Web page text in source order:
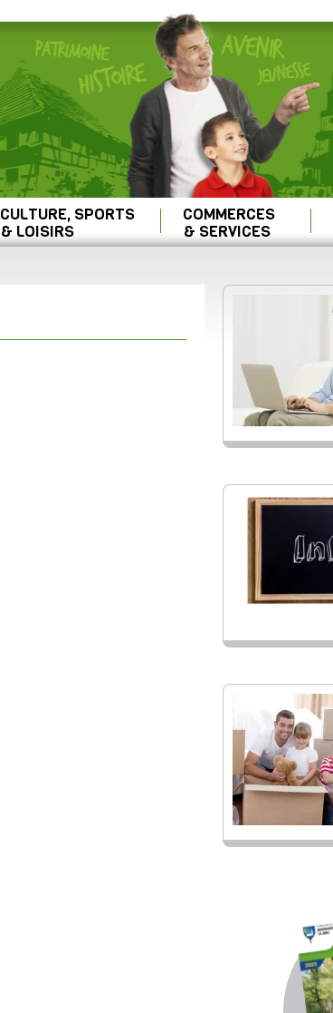
CULTURE, SPORTS
& LOISIRS
COMMERCES
& SERVICES